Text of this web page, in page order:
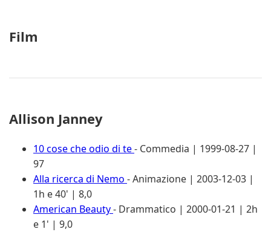
Film
Allison Janney
10 cose che odio di te- Commedia | 1999-08-27 |
97
Alla ricerca di Nemo - Animazione | 2003-12-03 |
1h e 40' | 8,0
American Beauty- Drammatico | 2000-01-21 | 2h
e 1' | 9,0